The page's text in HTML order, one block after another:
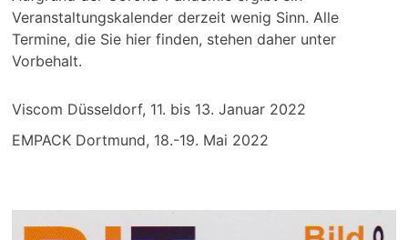
Veranstaltungskalender derzeit wenig Sinn. Alle
Termine, die Sie hier finden, stehen daher unter
Vorbehalt.
Viscom Düsseldorf, 11. bis 13. Januar 2022
EMPACK Dortmund, 18.-19. Mai 2022